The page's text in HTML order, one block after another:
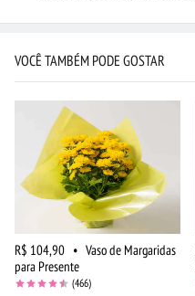
VOCÊ TAMBÉM PODE GOSTAR
R$ 104,90 • Vaso de Margaridas
para Presente
(466)